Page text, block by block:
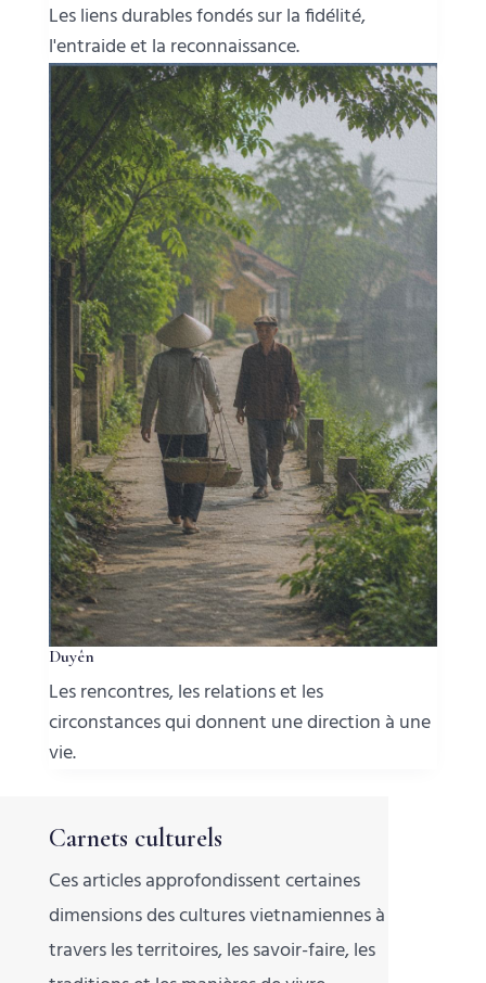
Les liens durables fondés sur la fidélité,
l'entraide et la reconnaissance.
Duyên
Les rencontres, les relations et les
circonstances qui donnent une direction à une
vie.
Carnets culturels
Ces articles approfondissent certaines
dimensions des cultures vietnamiennes à
travers les territoires, les savoir-faire, les